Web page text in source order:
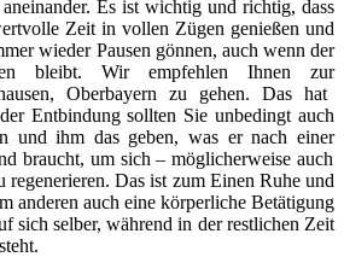
Es ist wichtig und richtig, dass
Zeit in vollen Zügen genießen und
wieder Pausen gönnen, auch wenn der
bleibt. Wir empfehlen Ihnen zur
Oberbayern zu gehen. Das hat
Entbindung sollten Sie unbedingt auch
und ihm das geben, was er nach einer
braucht, um sich – möglicherweise auch
regenerieren. Das ist zum Einen Ruhe und
anderen auch eine körperliche Betätigung
sich selber, während in der restlichen Zeit